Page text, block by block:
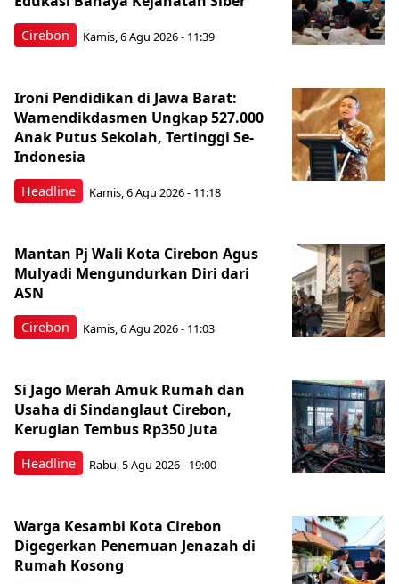
Cirebon Kamis, 6 Agu 2026 - 11:39
Headline
Ironi Pendidikan di Jawa Barat:
Wamendikdasmen Ungkap 527.000
Anak Putus Sekolah, Tertinggi Se-
Indonesia
Kamis, 6 Agu 2026 - 11:18
Cirebon
Mantan Pj Wali Kota Cirebon Agus
Mulyadi Mengundurkan Diri dari
ASN
Kamis, 6 Agu 2026 - 11:03
Headline
Si Jago Merah Amuk Rumah dan
Usaha di Sindanglaut Cirebon,
Kerugian Tembus Rp350 Juta
Rabu, 5 Agu 2026 - 19:00
Warga Kesambi Kota Cirebon
Digegerkan Penemuan Jenazah di
Rumah Kosong